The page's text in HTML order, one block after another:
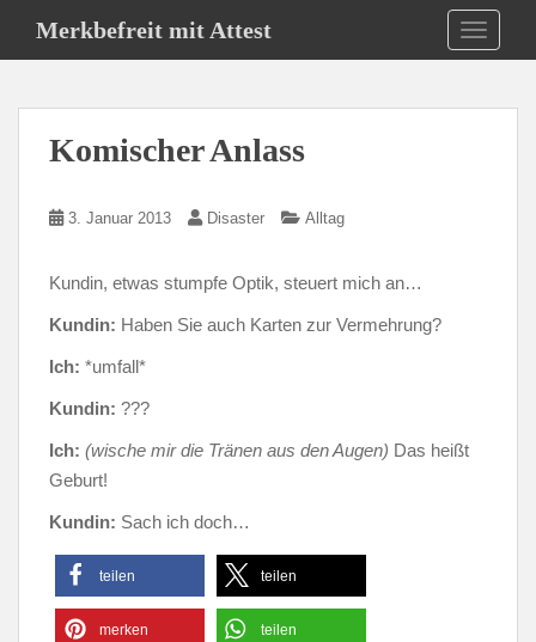
Merkbefreit mit Attest
Komischer Anlass
3. Januar 2013 Disaster Alltag
Kundin, etwas stumpfe Optik, steuert mich an…
Kundin: Haben Sie auch Karten zur Vermehrung?
Ich: *umfall*
Kundin: ???
Ich: (wische mir die Tränen aus den Augen) Das heißt
Geburt!
Kundin: Sach ich doch…
teilen teilen
merken teilen